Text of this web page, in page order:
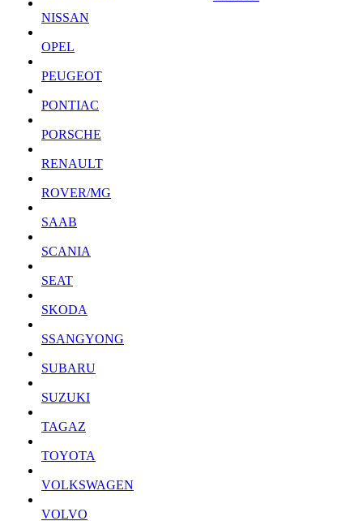
NISSAN
OPEL
PEUGEOT
PONTIAC
PORSCHE
RENAULT
ROVER/MG
SAAB
SCANIA
SEAT
SKODA
SSANGYONG
SUBARU
SUZUKI
TAGAZ
TOYOTA
VOLKSWAGEN
VOLVO